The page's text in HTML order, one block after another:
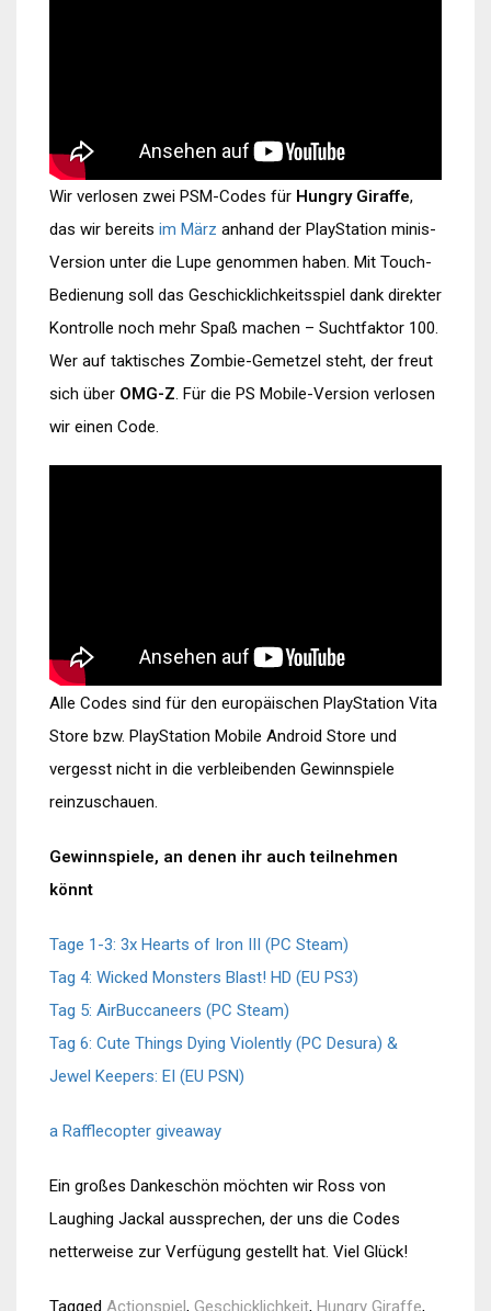
Wir verlosen zwei PSM-Codes für Hungry Giraffe,
das wir bereits im März anhand der PlayStation minis-
Version unter die Lupe genommen haben. Mit Touch-
Bedienung soll das Geschicklichkeitsspiel dank direkter
Kontrolle noch mehr Spaß machen – Suchtfaktor 100.
Wer auf taktisches Zombie-Gemetzel steht, der freut
sich über OMG-Z. Für die PS Mobile-Version verlosen
wir einen Code.
Alle Codes sind für den europäischen PlayStation Vita
Store bzw. PlayStation Mobile Android Store und
vergesst nicht in die verbleibenden Gewinnspiele
reinzuschauen.
Gewinnspiele, an denen ihr auch teilnehmen
könnt
Tage 1-3: 3x Hearts of Iron III (PC Steam)
Tag 4: Wicked Monsters Blast! HD (EU PS3)
Tag 5: AirBuccaneers (PC Steam)
Tag 6: Cute Things Dying Violently (PC Desura) &
Jewel Keepers: EI (EU PSN)
a Rafflecopter giveaway
Ein großes Dankeschön möchten wir Ross von
Laughing Jackal aussprechen, der uns die Codes
netterweise zur Verfügung gestellt hat. Viel Glück!
Tagged Actionspiel, Geschicklichkeit, Hungry Giraffe,